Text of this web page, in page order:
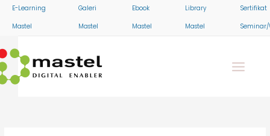
SkipE-Learning
Mastel
Galeri
Mastel
Ebook
Mastel
Library
Mastel
Sertifikat